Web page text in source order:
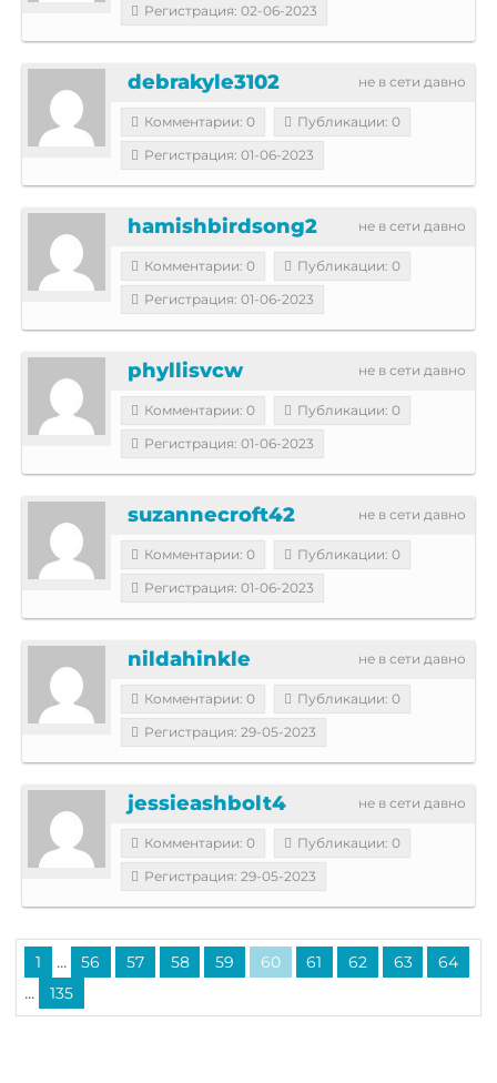
Регистрация: 02-06-2023
не в сети давно
debrakyle3102
Комментарии: 0
Публикации: 0
Регистрация: 01-06-2023
не в сети давно
hamishbirdsong2
Комментарии: 0
Публикации: 0
Регистрация: 01-06-2023
не в сети давно
phyllisvcw
Комментарии: 0
Публикации: 0
Регистрация: 01-06-2023
не в сети давно
suzannecroft42
Комментарии: 0
Публикации: 0
Регистрация: 01-06-2023
не в сети давно
nildahinkle
Комментарии: 0
Публикации: 0
Регистрация: 29-05-2023
не в сети давно
jessieashbolt4
Комментарии: 0
Публикации: 0
Регистрация: 29-05-2023
1 ... 56 57 58 59 60 61 62 63 64
... 135